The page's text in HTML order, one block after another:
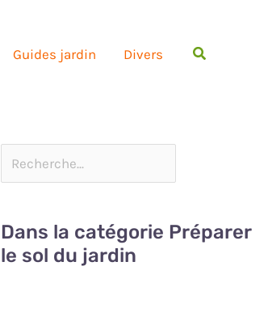
Guides jardin Divers
Dans la catégorie Préparer
le sol du jardin